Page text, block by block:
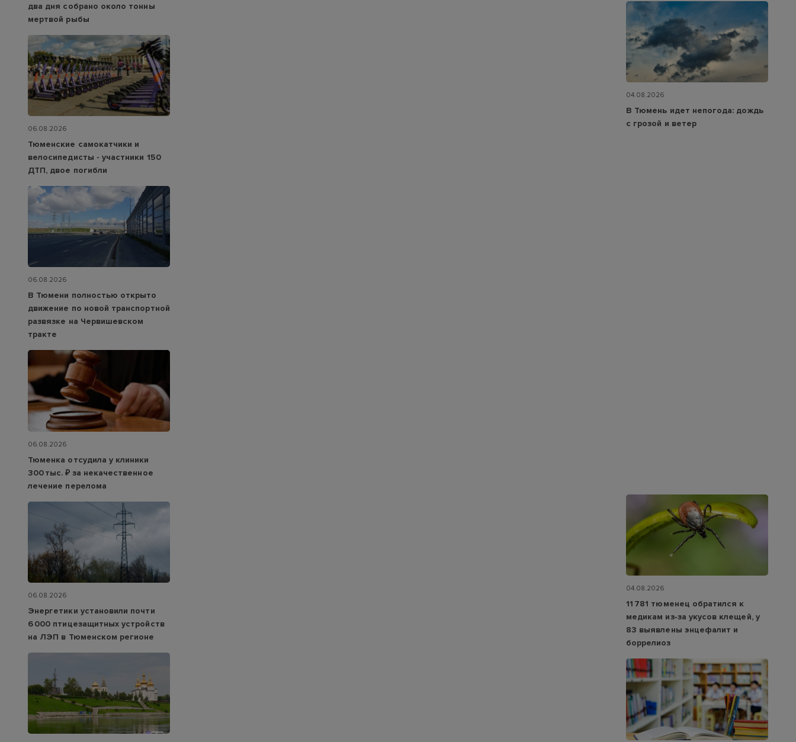
два дня собрано около тонны
мертвой рыбы
06.08.2026
Тюменские самокатчики и
велосипедисты - участники 150
ДТП, двое погибли
06.08.2026
В Тюмени полностью открыто
движение по новой транспортной
развязке на Червишевском
тракте
06.08.2026
Тюменка отсудила у клиники
300 тыс. ₽ за некачественное
лечение перелома
06.08.2026
Энергетики установили почти
6 000 птицезащитных устройств
на ЛЭП в Тюменском регионе
04.08.2026
В Тюмень идет непогода: дождь
с грозой и ветер
04.08.2026
11 781 тюменец обратился к
медикам из‑за укусов клещей, у
83 выявлены энцефалит и
боррелиоз